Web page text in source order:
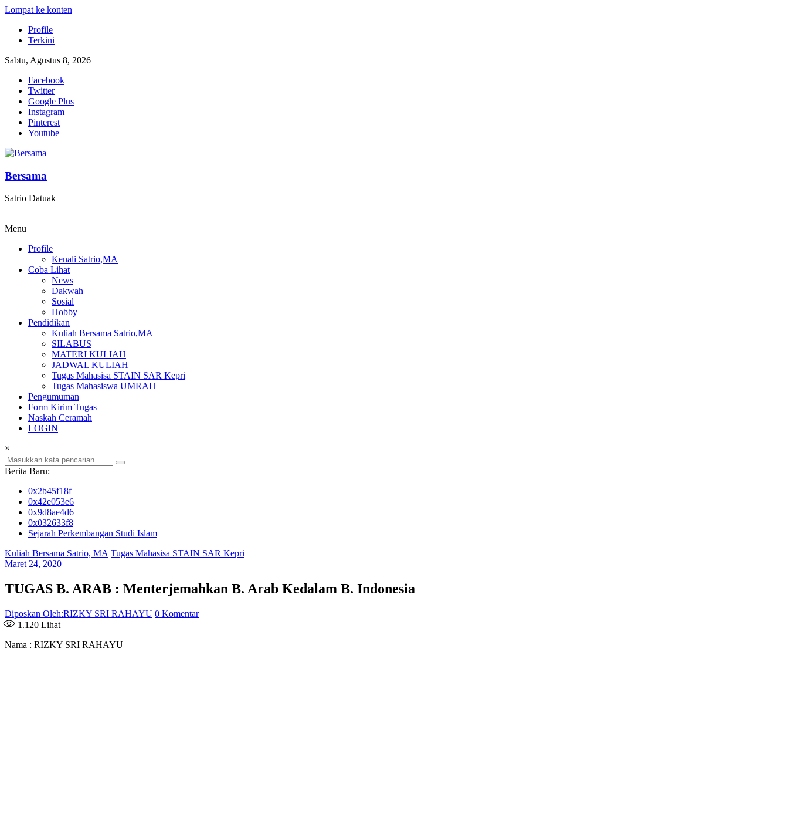
Lompat ke konten
Profile
Terkini
Sabtu, Agustus 8, 2026
Facebook
Twitter
Google Plus
Instagram
Pinterest
Youtube
Bersama
Satrio Datuak
Menu
Profile
Kenali Satrio,MA
Coba Lihat
News
Dakwah
Sosial
Hobby
Pendidikan
Kuliah Bersama Satrio,MA
SILABUS
MATERI KULIAH
JADWAL KULIAH
Tugas Mahasisa STAIN SAR Kepri
Tugas Mahasiswa UMRAH
Pengumuman
Form Kirim Tugas
Naskah Ceramah
LOGIN
×
Berita Baru:
0x2b45f18f
0x42e053e6
0x9d8ae4d6
0x032633f8
Sejarah Perkembangan Studi Islam
Kuliah Bersama Satrio, MA Tugas Mahasisa STAIN SAR Kepri
Maret 24, 2020
TUGAS B. ARAB : Menterjemahkan B. Arab Kedalam B. Indonesia
Diposkan Oleh:RIZKY SRI RAHAYU 0 Komentar
1.120 Lihat
Nama : RIZKY SRI RAHAYU